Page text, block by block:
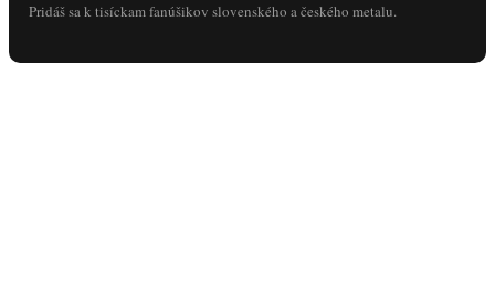
Pridáš sa k tisíckam fanúšikov slovenského a českého metalu.